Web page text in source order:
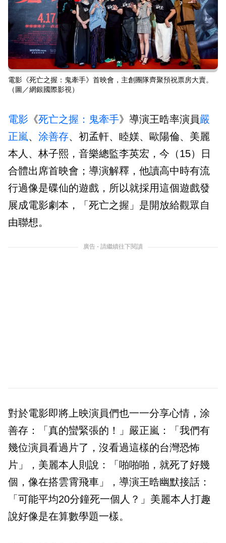
電影《死亡之握：鬼牽手》首映會，主創團隊齊聚預祝票房大賣。
（圖／網銀國際影視）
電影 《死亡之握：鬼牽手》導演王晧率演員嚴
正嵐、 涂善存、初孟軒、睦媄、歐陽倫、美麗
本人、林子熙，音樂總監李英宏，今（15）日
合體出席首映會；導演解釋，他讀高中時有流
行過像是碟仙的遊戲，所以就採用這個遊戲發
展成電影劇本，「死亡之握」是開放給觀眾自
由聯想。
廣告 - 請繼續往下閱讀
對於電影即將上映演員們也一一分享心情，涂
善存：「真的蠻緊張的！」嚴正嵐：「我們有
幾位演員看過片了，沒看過這樣的台灣恐怖
片」，美麗本人則說：「啪啪啪，就死了好幾
個，像在搭雲霄飛車」，導演王晧幽默接話：
「可能平均20分鐘死一個人？」美麗本人打趣
說好像是在算數學題一樣。